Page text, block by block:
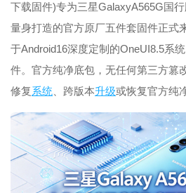
下载固件)专为三星GalaxyA565G国行
量身打造的官方原厂五件套固件正式
于Android16深度定制的OneUI8.5系
件。官方纯净底包，无任何第三方篡
修复系统 、跨版本升级或恢复官方纯